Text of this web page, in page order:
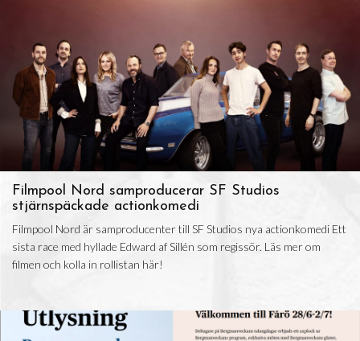
Filmpool Nord samproducerar SF Studios
stjärnspäckade actionkomedi
Filmpool Nord är samproducenter till SF Studios nya actionkomedi Ett
sista race med hyllade Edward af Sillén som regissör. Läs mer om
filmen och kolla in rollistan här!